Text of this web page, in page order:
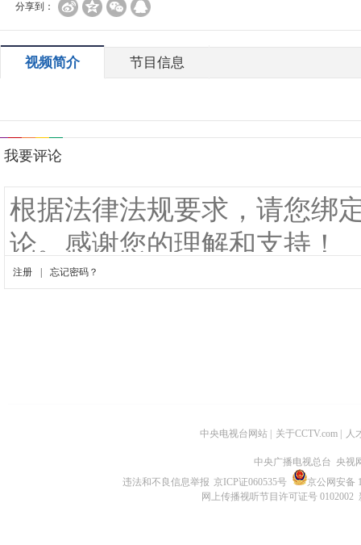
分享到：
视频简介 节目信息
中央电视台网站 关于CCTV.com 人
中央广播电视总台 央视
违法和不良信息举报 京ICP证060535号
京公网安备
网上传播视听节目许可证号 0102002